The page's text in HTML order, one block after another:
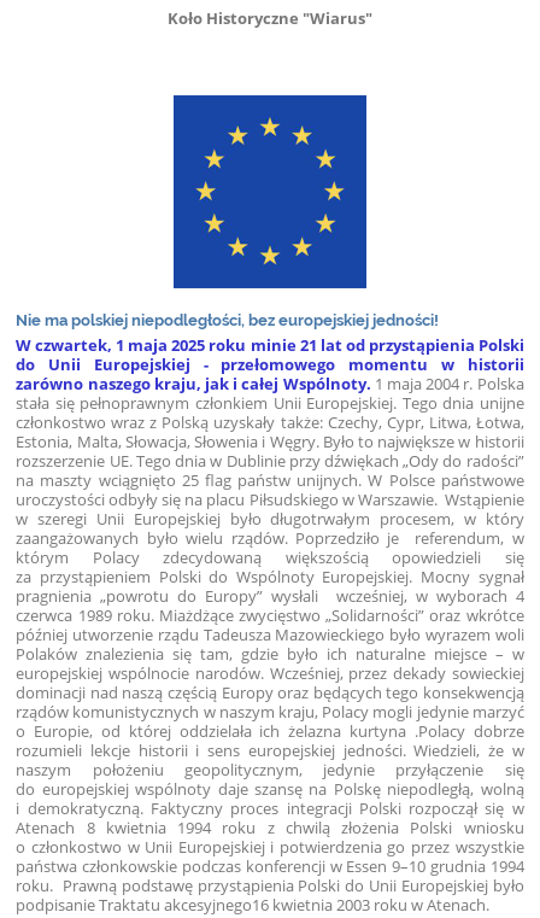
Koło Historyczne "Wiarus"
Nie ma polskiej niepodległości, bez europejskiej jedności!
W czwartek, 1 maja 2025 roku minie 21 lat od przystąpienia Polski
do Unii Europejskiej - przełomowego momentu w historii
zarówno naszego kraju, jak i całej Wspólnoty. 1 maja 2004 r. Polska
stała się pełnoprawnym członkiem Unii Europejskiej. Tego dnia unijne
członkostwo wraz z Polską uzyskały także: Czechy, Cypr, Litwa, Łotwa,
Estonia, Malta, Słowacja, Słowenia i Węgry. Było to największe w historii
rozszerzenie UE. Tego dnia w Dublinie przy dźwiękach „Ody do radości”
na maszty wciągnięto 25 flag państw unijnych. W Polsce państwowe
uroczystości odbyły się na placu Piłsudskiego w Warszawie. Wstąpienie
w szeregi Unii Europejskiej było długotrwałym procesem, w który
zaangażowanych było wielu rządów. Poprzedziło je referendum, w
którym Polacy zdecydowaną większością opowiedzieli się
za przystąpieniem Polski do Wspólnoty Europejskiej. Mocny sygnał
pragnienia „powrotu do Europy” wysłali wcześniej, w wyborach 4
czerwca 1989 roku. Miażdżące zwycięstwo „Solidarności” oraz wkrótce
później utworzenie rządu Tadeusza Mazowieckiego było wyrazem woli
Polaków znalezienia się tam, gdzie było ich naturalne miejsce – w
europejskiej wspólnocie narodów. Wcześniej, przez dekady sowieckiej
dominacji nad naszą częścią Europy oraz będących tego konsekwencją
rządów komunistycznych w naszym kraju, Polacy mogli jedynie marzyć
o Europie, od której oddzielała ich żelazna kurtyna .Polacy dobrze
rozumieli lekcje historii i sens europejskiej jedności. Wiedzieli, że w
naszym położeniu geopolitycznym, jedynie przyłączenie się
do europejskiej wspólnoty daje szansę na Polskę niepodległą, wolną
i demokratyczną. Faktyczny proces integracji Polski rozpoczął się w
Atenach 8 kwietnia 1994 roku z chwilą złożenia Polski wniosku
o członkostwo w Unii Europejskiej i potwierdzenia go przez wszystkie
państwa członkowskie podczas konferencji w Essen 9–10 grudnia 1994
roku. Prawną podstawę przystąpienia Polski do Unii Europejskiej było
podpisanie Traktatu akcesyjnego16 kwietnia 2003 roku w Atenach.